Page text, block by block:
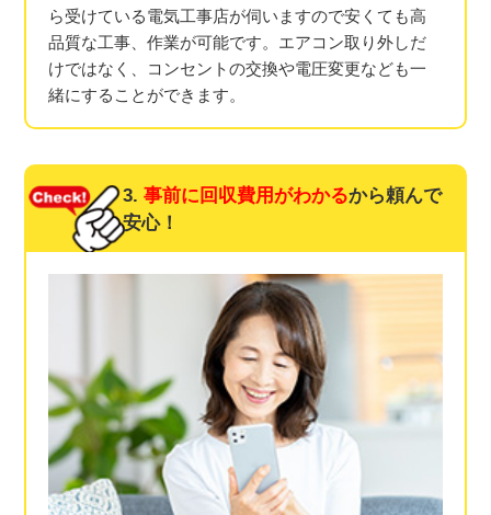
ら受けている電気工事店が伺いますので安くても高
品質な工事、作業が可能です。エアコン取り外しだ
けではなく、コンセントの交換や電圧変更なども一
緒にすることができます。
3.事前に回収費用がわかるから頼んで
安心！